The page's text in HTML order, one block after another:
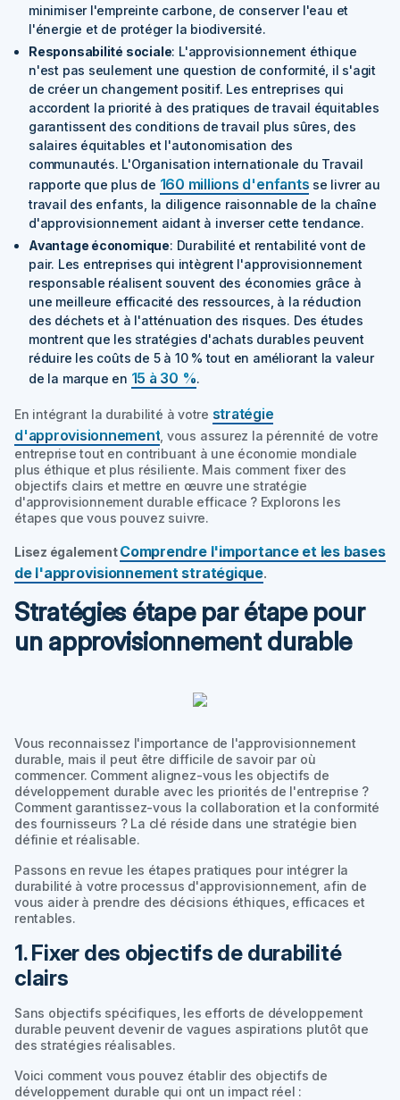
minimiser l'empreinte carbone, de conserver l'eau et
l'énergie et de protéger la biodiversité.
Responsabilité sociale: L'approvisionnement éthique
n'est pas seulement une question de conformité, il s'agit
de créer un changement positif. Les entreprises qui
accordent la priorité à des pratiques de travail équitables
garantissent des conditions de travail plus sûres, des
salaires équitables et l'autonomisation des
communautés. L'Organisation internationale du Travail
rapporte que plus de 160 millions d'enfants se livrer au
travail des enfants, la diligence raisonnable de la chaîne
d'approvisionnement aidant à inverser cette tendance.
Avantage économique: Durabilité et rentabilité vont de
pair. Les entreprises qui intègrent l'approvisionnement
responsable réalisent souvent des économies grâce à
une meilleure efficacité des ressources, à la réduction
des déchets et à l'atténuation des risques. Des études
montrent que les stratégies d'achats durables peuvent
réduire les coûts de 5 à 10 % tout en améliorant la valeur
de la marque en 15 à 30 %.
En intégrant la durabilité à votre stratégie
d'approvisionnement , vous assurez la pérennité de votre
entreprise tout en contribuant à une économie mondiale
plus éthique et plus résiliente. Mais comment fixer des
objectifs clairs et mettre en œuvre une stratégie
d'approvisionnement durable efficace ? Explorons les
étapes que vous pouvez suivre.
Lisez égalementComprendre l'importance et les bases
de l'approvisionnement stratégique.
Stratégies étape par étape pour
un approvisionnement durable
Vous reconnaissez l'importance de l'approvisionnement
durable, mais il peut être difficile de savoir par où
commencer. Comment alignez-vous les objectifs de
développement durable avec les priorités de l'entreprise ?
Comment garantissez-vous la collaboration et la conformité
des fournisseurs ? La clé réside dans une stratégie bien
définie et réalisable.
Passons en revue les étapes pratiques pour intégrer la
durabilité à votre processus d'approvisionnement, afin de
vous aider à prendre des décisions éthiques, efficaces et
rentables.
1. Fixer des objectifs de durabilité
clairs
Sans objectifs spécifiques, les efforts de développement
durable peuvent devenir de vagues aspirations plutôt que
des stratégies réalisables.
Voici comment vous pouvez établir des objectifs de
développement durable qui ont un impact réel :